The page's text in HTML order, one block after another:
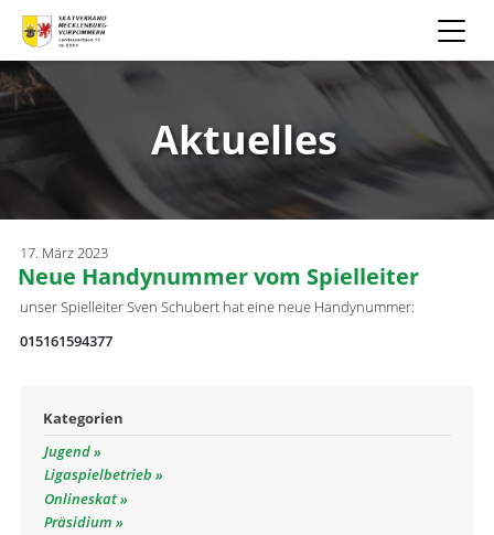
Aktuelles
17. März 2023
Neue Handynummer vom Spielleiter
unser Spielleiter Sven Schubert hat eine neue Handynummer:
015161594377
Kategorien
Jugend
Ligaspielbetrieb
Onlineskat
Präsidium